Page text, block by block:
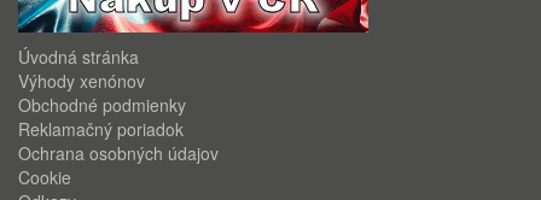
Úvodná stránka
Výhody xenónov
Obchodné podmienky
Reklamačný poriadok
Ochrana osobných údajov
Cookie